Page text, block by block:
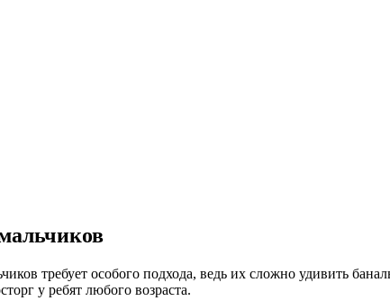
требует особого подхода, ведь их сложно удивить
у ребят любого возраста.